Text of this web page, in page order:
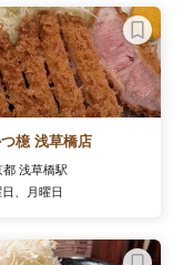
檍 浅草橋店
都 浅草橋駅
日、月曜日